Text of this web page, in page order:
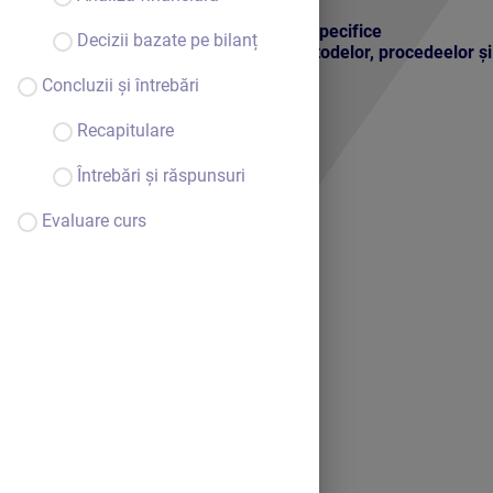
Decizii bazate pe bilanț
Concluzii și întrebări
Recapitulare
Întrebări și răspunsuri
Evaluare curs
Competențe specifice
Utilizarea metodelor, procedeelor